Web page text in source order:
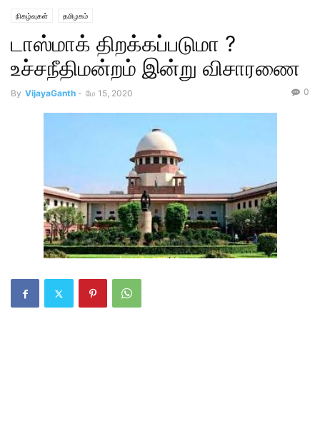
நிகழ்வுகள் தமிழகம்
டாஸ்மாக் திறக்கப்படுமா ?
உச்சநீதிமன்றம் இன்று விசாரணை
By VijayaGanth - மே 15, 2020 0